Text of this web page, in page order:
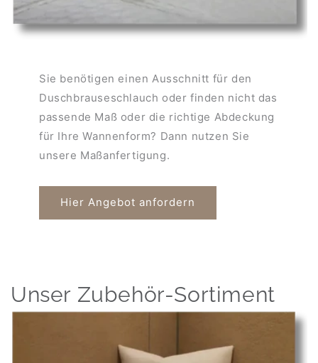
Sie benötigen einen Ausschnitt für den
Duschbrauseschlauch oder finden nicht das
passende Maß oder die richtige Abdeckung
für Ihre Wannenform? Dann nutzen Sie
unsere Maßanfertigung.
Hier Angebot anfordern
Unser Zubehör-Sortiment